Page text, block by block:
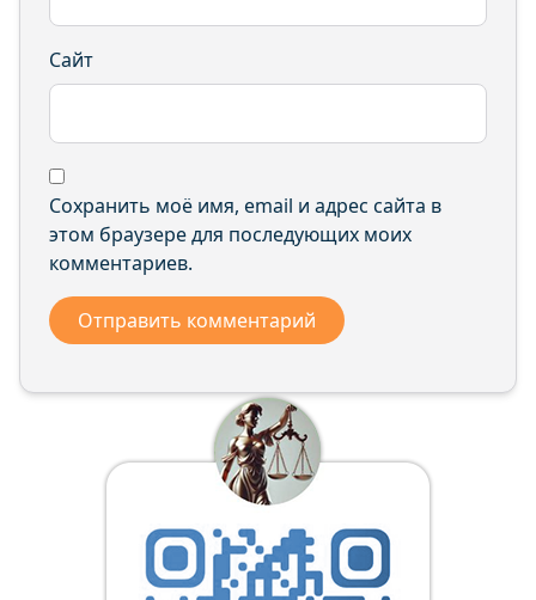
Сайт
Сохранить моё имя, email и адрес сайта в
этом браузере для последующих моих
комментариев.